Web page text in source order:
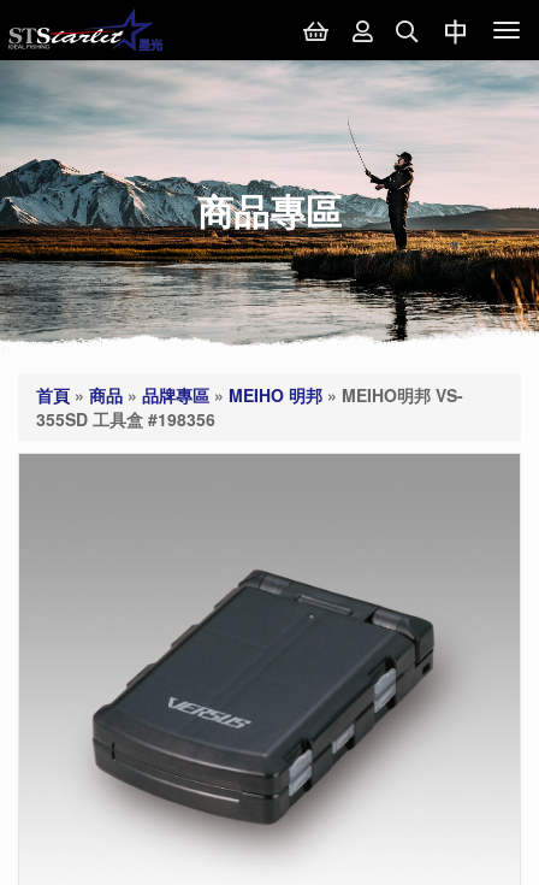
商品專區
首頁 » 商品 » 品牌專區 » MEIHO 明邦 » MEIHO明邦 VS-
355SD 工具盒 #198356